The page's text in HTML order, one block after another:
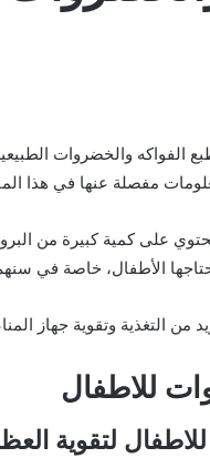
الفواكه والخضروات
مفصلة عنها في هذا
على كمية كبيرة من
الأطفال، خاصة في
من التغذية وتقوية جهاز
للاطفال
لتقوية